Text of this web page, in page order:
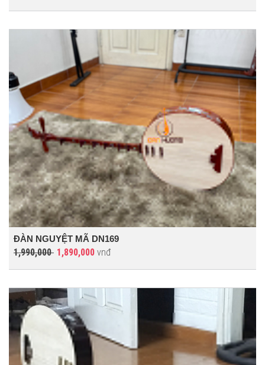
ĐÀN NGUYỆT MÃ DN169
1,990,000 1,890,000 vnđ